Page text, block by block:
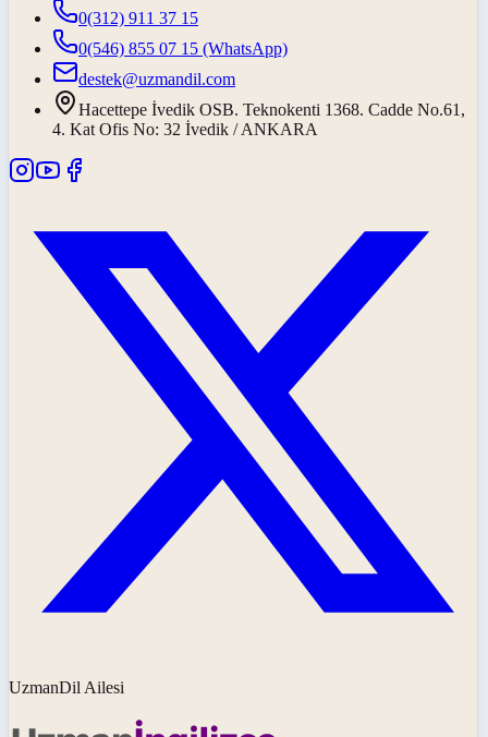
0(312) 911 37 15
0(546) 855 07 15 (WhatsApp)
destek@uzmandil.com
Hacettepe İvedik OSB. Teknokenti 1368. Cadde No.61,
4. Kat Ofis No: 32 İvedik / ANKARA
UzmanDil Ailesi